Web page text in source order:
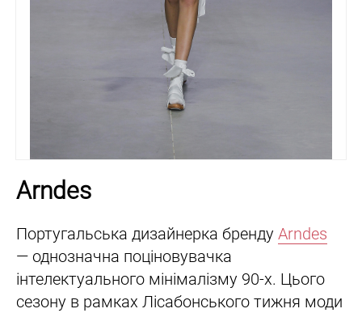
Arndes
Португальська дизайнерка бренду Arndes
— однозначна поціновувачка
інтелектуального мінімалізму 90-х. Цього
сезону в рамках Лісабонського тижня моди